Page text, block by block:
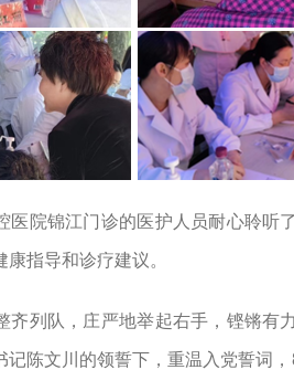
医院锦江门诊的医护人员耐心聆听
指导和诊疗建议。
齐列队，庄严地举起右手，铿锵
记陈文川的领誓下，重温入党誓词